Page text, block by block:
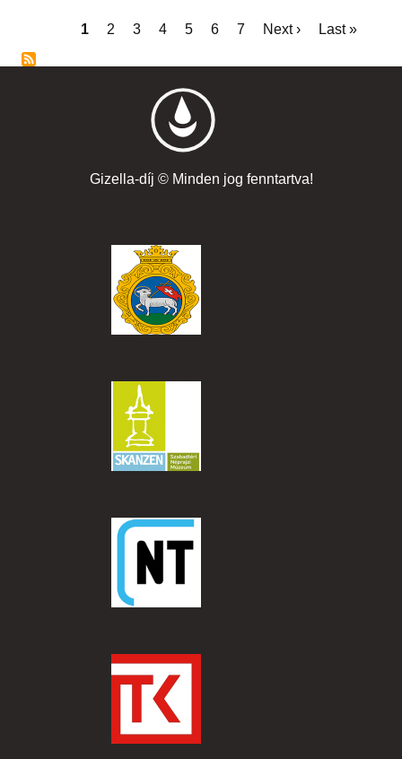
Current
1 Page
2 Page
3 Page
4 Page
5 Page
6 Page
7
Next
Next ›
Last
Last »
Gizella-díj © Minden jog fenntartva!